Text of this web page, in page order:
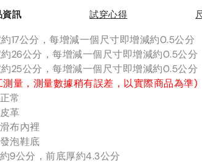
資訊 試穿心得
17公分，每增減一個尺寸即增減約0.5公分
26公分，每增減一個尺寸即增減約0.5公分
25公分，每增減一個尺寸即增減約0.5公分
量，測量數據稍有誤差，以實際商品為準)
常
革
布內裡
泡鞋底
9公分，前底厚約4.3公分